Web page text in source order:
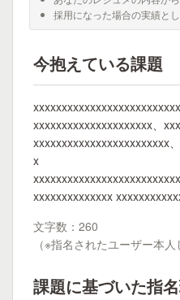
採用になった場合の実績と
今抱えている課題
xxxxxxxxxxxxxxxxxxxxx、
xxxxxxxxxxxxxxxxxxxxxxxx
x
xxxxxxxxxxxxxx
文字数：260
（※指名されたユーザー本
課題に基づいた指